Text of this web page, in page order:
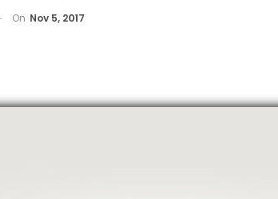
On Nov 5, 2017